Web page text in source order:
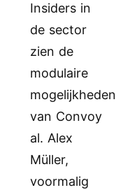
Insiders in
de sector
zien de
modulaire
mogelijkheden
van Convoy
al. Alex
Müller,
voormalig